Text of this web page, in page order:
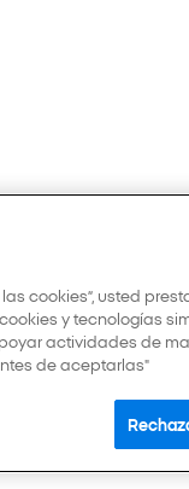
reservados.
cookies”, usted
y tecnologías
actividades de
de aceptarlas"